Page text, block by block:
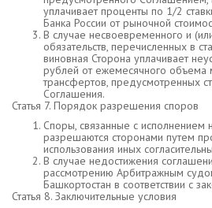
уплачивает проценты по 1/2
Банка России от рыночной
В случае несвоевременного и
обязательств, перечисленных в
виновная Сторона уплачивает
рублей от ежемесячного
трансфертов, предусмотренных
Соглашения.
Статья 7. Порядок разрешения споров
Споры, связанные с исполнением
разрешаются сторонами путем
использования иных
В случае недостижения
рассмотрению Арбитражным
Башкортостан в соответствии с
Статья 8. Заключительные условия